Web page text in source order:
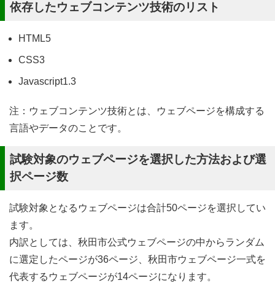
依存したウェブコンテンツ技術のリスト
HTML5
CSS3
Javascript1.3
注：ウェブコンテンツ技術とは、ウェブページを構成する
言語やデータのことです。
試験対象のウェブページを選択した方法および選
択ページ数
試験対象となるウェブページは合計50ページを選択してい
ます。
内訳としては、秋田市公式ウェブページの中からランダム
に選定したページが36ページ、秋田市ウェブページ一式を
代表するウェブページが14ページになります。